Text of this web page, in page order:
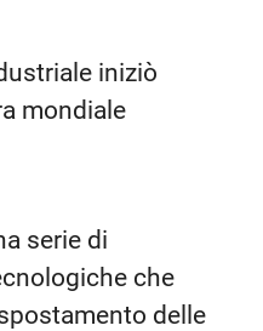
iniziò
mondiale
serie di
che
delle